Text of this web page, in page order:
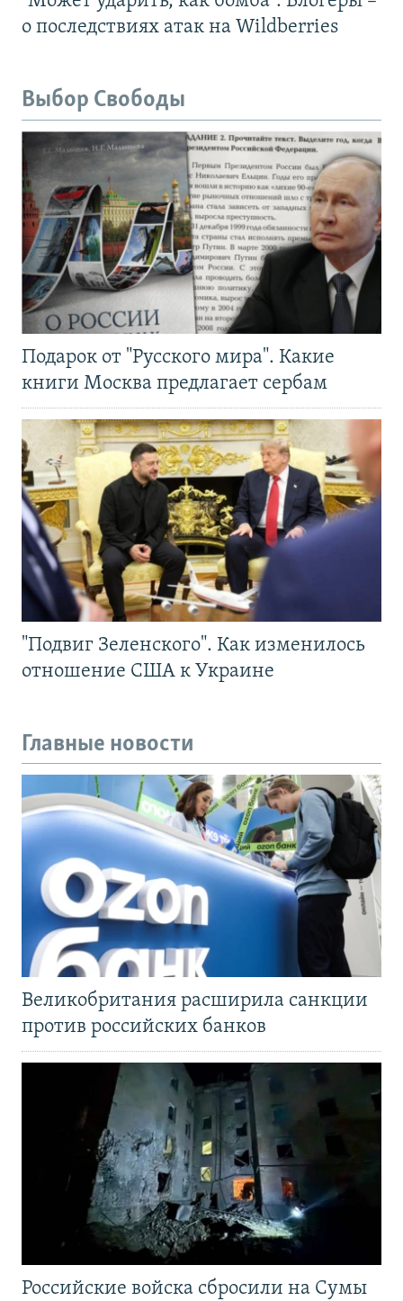
о последствиях атак на Wildberries
Выбор Свободы
Подарок от "Русского мира". Какие
книги Москва предлагает сербам
"Подвиг Зеленского". Как изменилось
отношение США к Украине
Главные новости
Великобритания расширила санкции
против российских банков
Российские войска сбросили на Сумы